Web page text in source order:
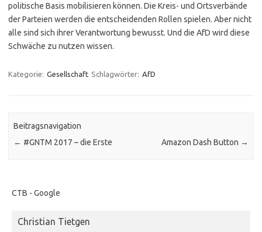
politische Basis mobilisieren können. Die Kreis- und Ortsverbände
der Parteien werden die entscheidenden Rollen spielen. Aber nicht
alle sind sich ihrer Verantwortung bewusst. Und die AfD wird diese
Schwäche zu nutzen wissen.
Kategorie: Gesellschaft Schlagwörter: AfD
Beitragsnavigation
← #GNTM 2017 – die Erste Amazon Dash Button →
CTB - Google
Christian Tietgen